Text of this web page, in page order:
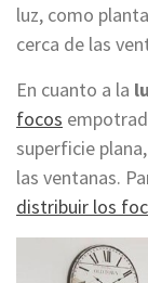
luz, como
cerca de las
En cuanto a la
focos
superficie
las ventanas.
distribuir los